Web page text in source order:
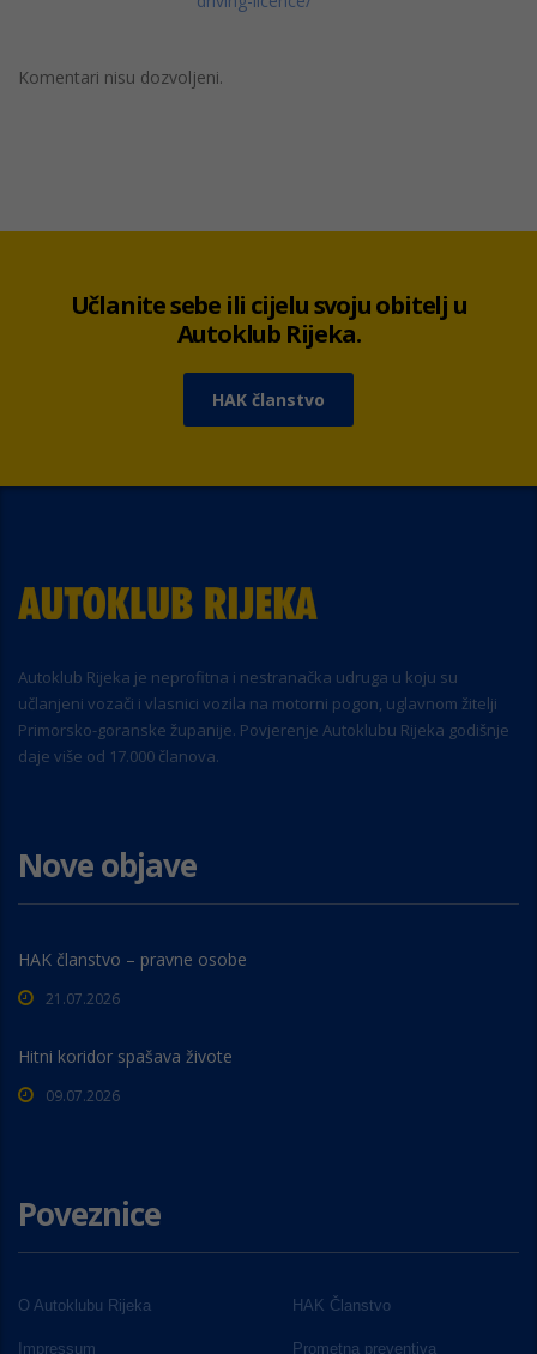
Komentari nisu dozvoljeni.
Učlanite sebe ili cijelu svoju obitelj u
Autoklub Rijeka.
HAK članstvo
Autoklub Rijeka je neprofitna i nestranačka udruga u koju su
učlanjeni vozači i vlasnici vozila na motorni pogon, uglavnom žitelji
Primorsko-goranske županije. Povjerenje Autoklubu Rijeka godišnje
daje više od 17.000 članova.
Nove objave
HAK članstvo – pravne osobe
21.07.2026
Hitni koridor spašava živote
09.07.2026
Poveznice
O Autoklubu Rijeka HAK Članstvo
Impressum Prometna preventiva